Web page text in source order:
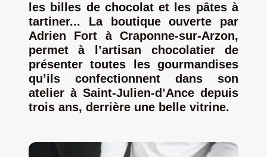
Nouveau Magazine EnVelay
Jeu concours – Gagnez votre bûche de Noël 2025
es billes de chocolatet les pâtes à
tartiner... La boutique ouverte par
Adrien Fort à Craponne-sur-Arzon,
permet à l’artisan chocolatier de
présenter toutes les gourmandises
qu’ils confectionnent dans son
atelier à Saint-Julien-d’Ance depuis
trois ans, derrière une belle vitrine.